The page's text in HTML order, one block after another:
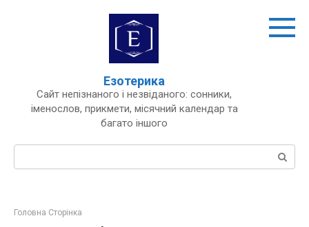
Езотерика
Сайт непізнаного і незвіданого: сонники,
іменослов, прикмети, місячний календар та
багато іншого
Пошук:
Головна Сторінка